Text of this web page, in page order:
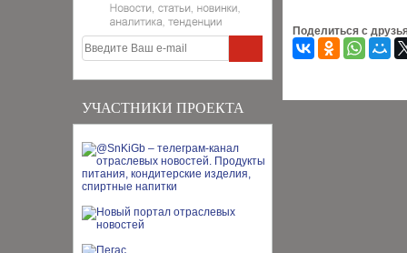
УЧАСТНИКИ ПРОЕКТА
Поделиться с